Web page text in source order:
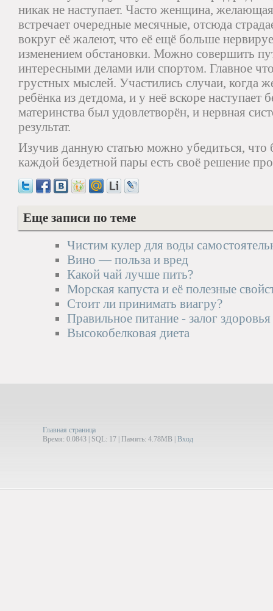
никак не наступает. Часто женщина,
встречает очередные месячные, отсюда
вокруг её жалеют, что её ещё больше
изменением обстановки. Можно совершить
интересными делами или спортом. Главное
грустных мыслей. Участились случаи, когда
ребёнка из детдома, и у неё вскоре наступает
материнства был удовлетворён, и нервная
результат.
Изучив данную статью можно убедиться, что
каждой бездетной пары есть своё решение
Еще записи по теме
Чистим кулер для воды
Вино — польза и вред
Какой чай лучше пить?
Морская капуста и её полезные
Стоит ли принимать виагру?
Правильное питание - залог здоровья
Высокобелковая диета
Главная страница
Время: 0.0843 | SQL: 17 | Память: 4.78MB Вход